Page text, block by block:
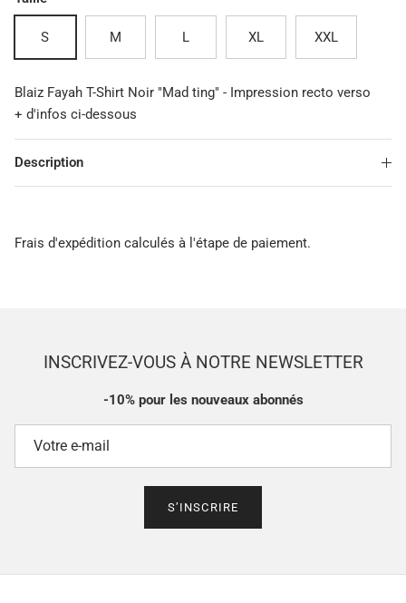
S M L XL XXL
Blaiz Fayah T-Shirt Noir "Mad ting" - Impression recto verso
+ d'infos ci-dessous
Description
Frais d'expédition calculés à l'étape de paiement.
INSCRIVEZ-VOUS À NOTRE NEWSLETTER
-10% pour les nouveaux abonnés
S’INSCRIRE